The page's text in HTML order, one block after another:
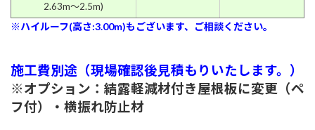
2.63m〜2.5m)
※ハイルーフ(高さ:3.00m)もございます、ご相談ください。
施工費別途（現場確認後見積もりいたします。）
※オプション：結露軽減材付き屋根板に変更（ペ
フ付）・横振れ防止材